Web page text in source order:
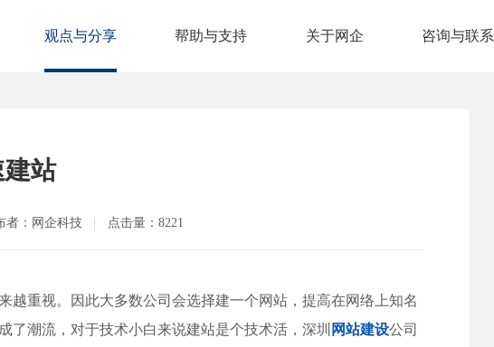
观点与分享 帮助与支持 关于网企 咨询与联系
建站
者：网企科技 点击量：8221
越重视。因此大多数公司会选择建一个网站，提高在网络上知名
了潮流 ，对于技术小白来说建站是个技术活，深圳 网站建设公司